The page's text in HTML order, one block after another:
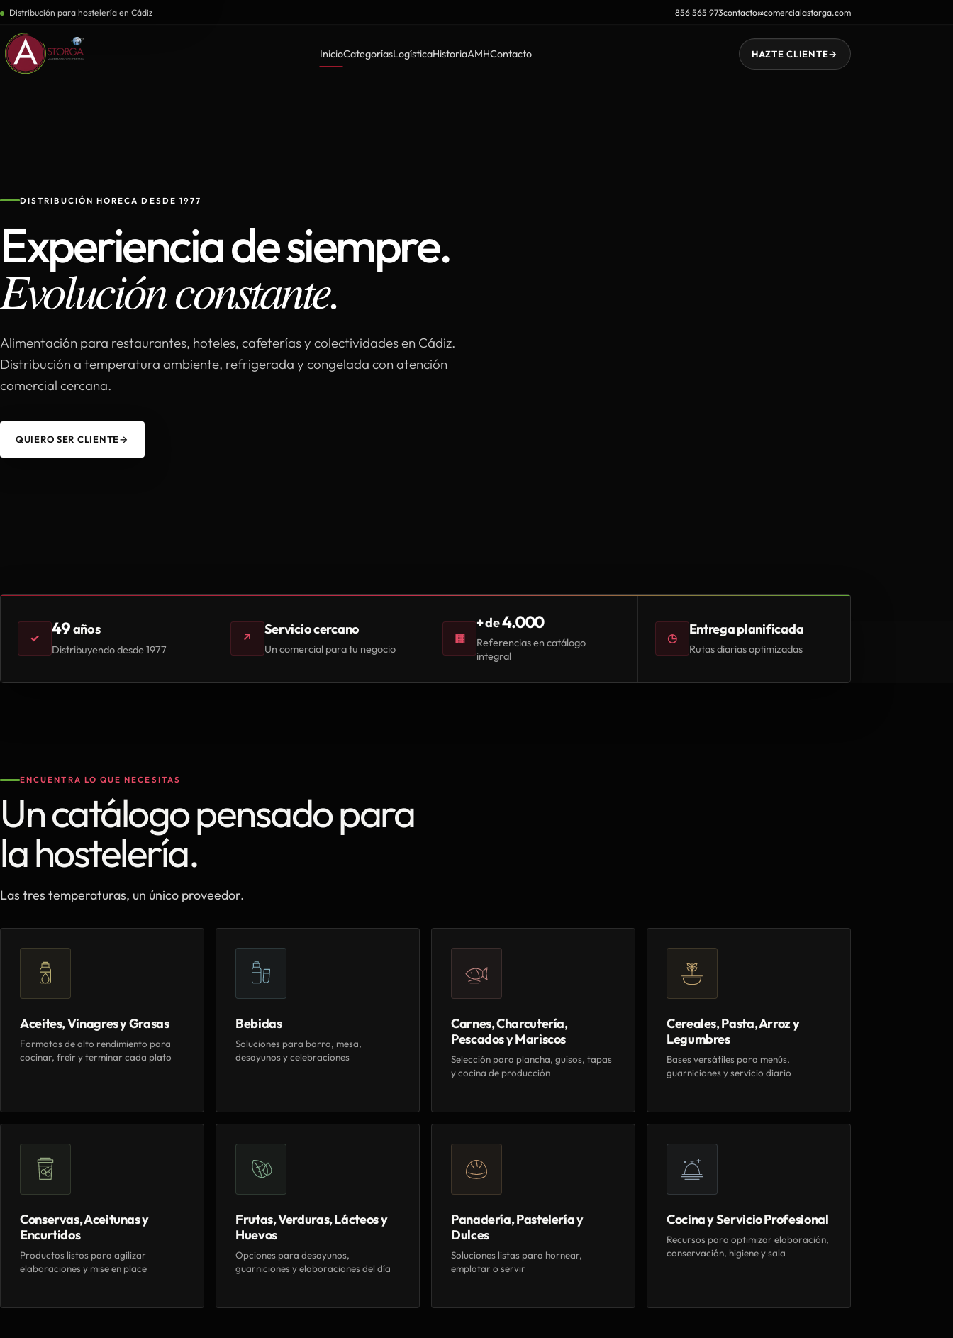
Distribución para hostelería en Cádiz 856 565 973contacto@comercialastorga.com
InicioCategoríasLogísticaHistoriaAMHContacto HAZTE CLIENTE→
DISTRIBUCIÓN HORECA DESDE 1977
Experiencia de siempre.
Evolución constante.
Alimentación para restaurantes, hoteles, cafeterías y colectividades en Cádiz.
Distribución a temperatura ambiente, refrigerada y congelada con atención
comercial cercana.
QUIERO SER CLIENTE→
✓ 49años
Distribuyendo desde 1977
↗
Servicio cercano
Un comercial para tu negocio
▦
+ de4.000
Referencias en catálogo
integral
◷
Entrega planificada
Rutas diarias optimizadas
ENCUENTRA LO QUE NECESITAS
Un catálogo pensado para
la hostelería.
Las tres temperaturas, un único proveedor.
Aceites, Vinagres y Grasas
Formatos de alto rendimiento para
cocinar, freír y terminar cada plato
Bebidas
Soluciones para barra, mesa,
desayunos y celebraciones
Carnes, Charcutería,
Pescados y Mariscos
Selección para plancha, guisos, tapas
y cocina de producción
Cereales, Pasta, Arroz y
Legumbres
Bases versátiles para menús,
guarniciones y servicio diario
Conservas, Aceitunas y
Encurtidos
Productos listos para agilizar
elaboraciones y mise en place
Frutas, Verduras, Lácteos y
Huevos
Opciones para desayunos,
guarniciones y elaboraciones del día
Panadería, Pastelería y
Dulces
Soluciones listas para hornear,
emplatar o servir
Cocina y Servicio Profesional
Recursos para optimizar elaboración,
conservación, higiene y sala